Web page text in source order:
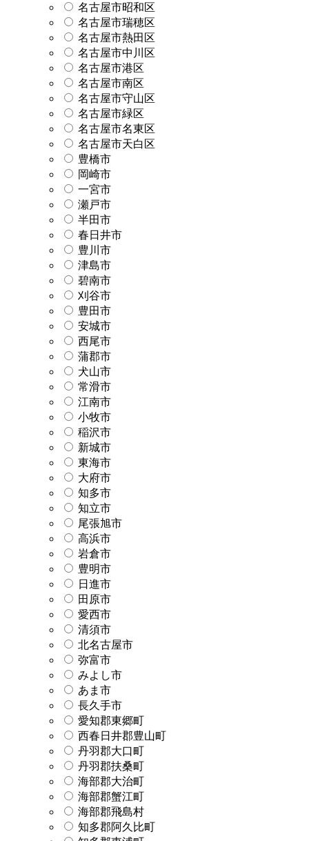
名古屋市昭和区
名古屋市瑞穂区
名古屋市熱田区
名古屋市中川区
名古屋市港区
名古屋市南区
名古屋市守山区
名古屋市緑区
名古屋市名東区
名古屋市天白区
豊橋市
岡崎市
一宮市
瀬戸市
半田市
春日井市
豊川市
津島市
碧南市
刈谷市
豊田市
安城市
西尾市
蒲郡市
犬山市
常滑市
江南市
小牧市
稲沢市
新城市
東海市
大府市
知多市
知立市
尾張旭市
高浜市
岩倉市
豊明市
日進市
田原市
愛西市
清須市
北名古屋市
弥富市
みよし市
あま市
長久手市
愛知郡東郷町
西春日井郡豊山町
丹羽郡大口町
丹羽郡扶桑町
海部郡大治町
海部郡蟹江町
海部郡飛島村
知多郡阿久比町